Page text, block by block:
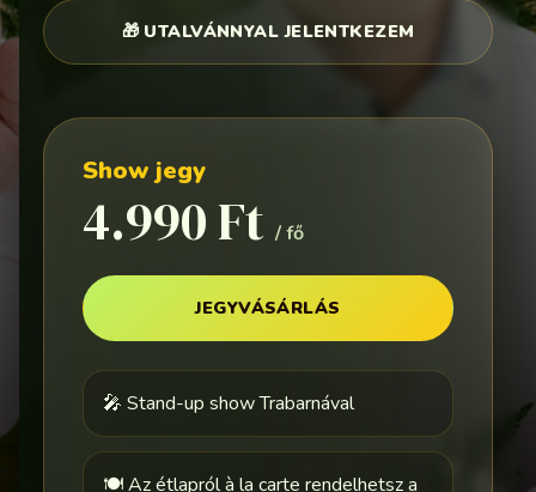
🎁 UTALVÁNNYAL JELENTKEZEM
Show jegy
4.990 Ft / fő
JEGYVÁSÁRLÁS
🎤 Stand-up show Trabarnával
🍽️ Az étlapról à la carte rendelhetsz a